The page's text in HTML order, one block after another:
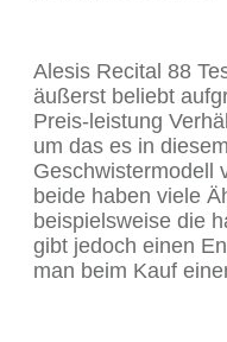
Alesis Recital 88
äußerst beliebt
Preis-leistung
um das es in
Geschwistermodell
beide haben viele
beispielsweise die
gibt jedoch einen
man beim Kauf